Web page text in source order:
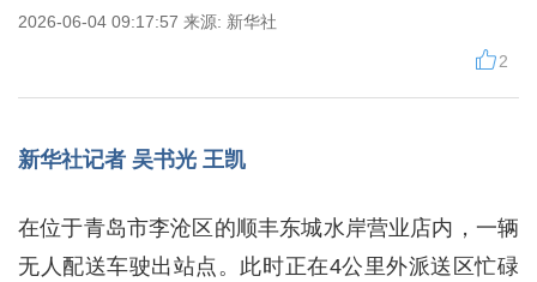
2026-06-04 09:17:57 来源: 新华社
2
新华社记者 吴书光 王凯
在位于青岛市李沧区的顺丰东城水岸营业店内，一辆
无人配送车驶出站点。此时正在4公里外派送区忙碌